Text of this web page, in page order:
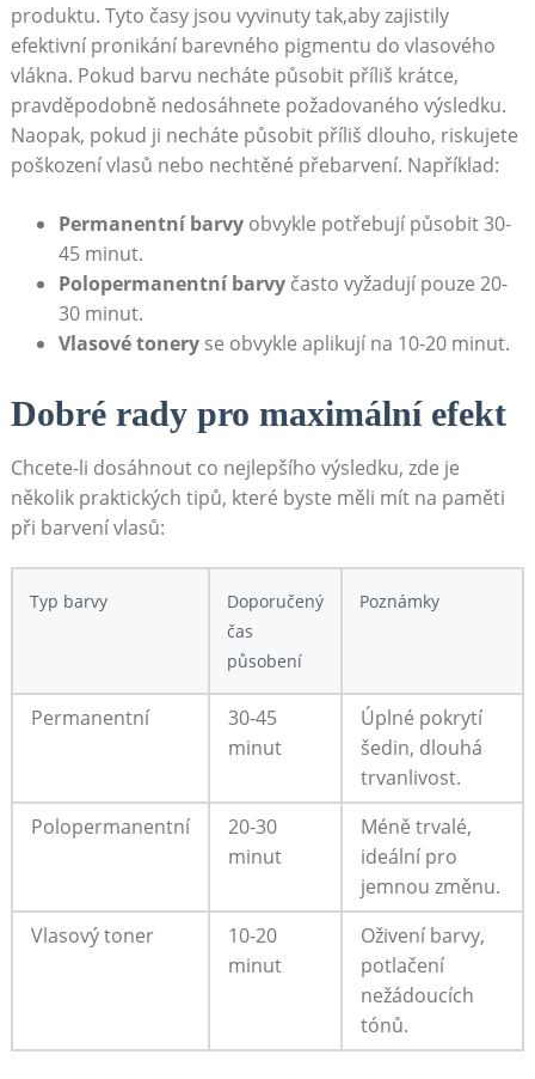
produktu. Tyto časy jsou vyvinuty ⁣tak,aby zajistily
efektivní⁤ pronikání ⁤barevného pigmentu do⁣ vlasového
vlákna. Pokud barvu necháte působit příliš ‍krátce,
pravděpodobně nedosáhnete požadovaného výsledku.
⁤Naopak, pokud ji necháte působit příliš dlouho, riskujete
poškození vlasů nebo nechtěné přebarvení. Například:
Permanentní ‌barvyobvykle potřebují působit‌ 30-
45 minut.
Polopermanentní barvyčasto vyžadují pouze 20-
30 minut.
Vlasové toneryse obvykle ⁤aplikují na 10-20 minut.
Dobré rady pro maximální efekt
Chcete-li dosáhnout co nejlepšího výsledku, zde je
několik praktických tipů, které byste měli mít na‍ paměti
při barvení vlasů:
Typ barvy
Doporučený
čas
působení
Poznámky
Permanentní
30-45
minut
Úplné pokrytí
šedin, dlouhá
trvanlivost.
Polopermanentní
20-30⁤
minut
Méně trvalé,
‍ideální pro
jemnou změnu.
Vlasový toner
10-20⁢
minut
Oživení barvy,
potlačení
nežádoucích
tónů.